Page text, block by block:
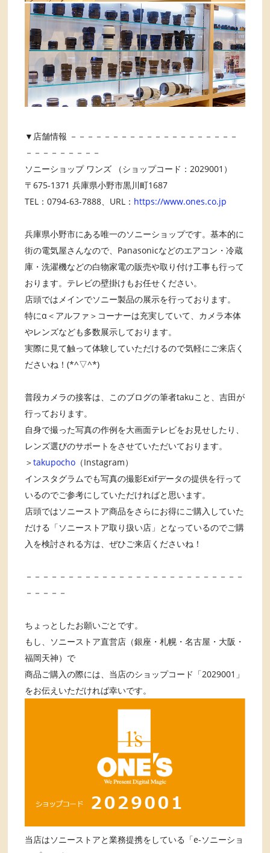
▼店舗情報 －－－－－－－－－－－－－－－－－－－－
－－－－－－－－－
ソニーショップ ワンズ （ショップコード：2029001）
〒675-1371 兵庫県小野市黒川町1687
TEL：0794-63-7888、URL： https://www.ones.co.jp
兵庫県小野市にある唯一のソニーショップです。基本的に
街の電気屋さんなので、Panasonicなどのエアコン・冷蔵
庫・洗濯機などの白物家電の販売や取り付け工事も行って
おります。テレビの壁掛けもお任せください。
店頭ではメインでソニー製品の展示を行っております。
特にα＜アルファ＞コーナーは充実していて、カメラ本体
やレンズなども多数展示しております。
実際に見て触って体験していただけるので気軽にご来店く
ださいね！(*^▽^*)
普段カメラの接客は、このブログの筆者takuこと、吉田が
行っております。
自身で撮った写真の作例を大画面テレビをお見せしたり、
レンズ選びのサポートをさせていただいております。
＞takupocho （Instagram）
インスタグラムでも写真の撮影Exifデータの提供を行って
いるのでご参考にしていただければと思います。
店頭ではソニーストア商品をさらにお得にご購入していた
だける「ソニーストア取り扱い店」となっているのでご購
入を検討される方は、ぜひご来店くださいね！
－－－－－－－－－－－－－－－－－－－－－－－－－－
－－－－－
ちょっとしたお願いごとです。
もし、ソニーストア直営店（銀座・札幌・名古屋・大阪・
福岡天神）で
商品ご購入の際には、当店のショップコード「2029001」
をお伝えいただければ幸いです。
当店はソニーストアと業務提携をしている「e-ソニーショ